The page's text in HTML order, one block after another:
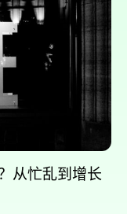
从忙乱到增长